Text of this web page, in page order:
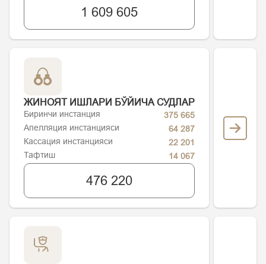
1 609 605
ЖИНОЯТ ИШЛАРИ БЎЙИЧА СУДЛАР
Биринчи инстанция
375 665
Апелляция инстанцияси
64 287
Кассация инстанцияси
22 201
Тафтиш
14 067
476 220